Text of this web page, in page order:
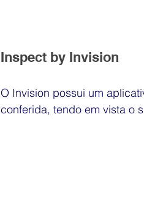
Inspect by Invision
O Invision possui um
conferida, tendo em vista o